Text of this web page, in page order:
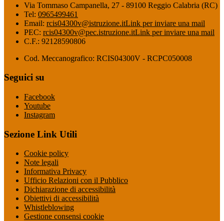
Via Tommaso Campanella, 27 - 89100 Reggio Calabria (RC)
Tel: 0965499461
Email: rcis04300v@istruzione.itLink per inviare una mail
PEC: rcis04300v@pec.istruzione.itLink per inviare una mail
C.F.: 92128590806
Cod. Meccanografico: RCIS04300V - RCPC050008
Seguici su
Facebook
Youtube
Instagram
Sezione Link Utili
Cookie policy
Note legali
Informativa Privacy
Ufficio Relazioni con il Pubblico
Dichiarazione di accessibilità
Obiettivi di accessibilità
Whistleblowing
Gestione consensi cookie